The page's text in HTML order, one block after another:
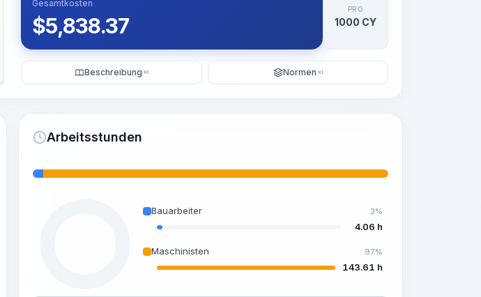
Gesamtkosten
$5,838.37
PRO
1000 CY
Beschreibung KI Normen KI
Arbeitsstunden
Bauarbeiter 3%
4.06 h
Maschinisten 97%
143.61 h